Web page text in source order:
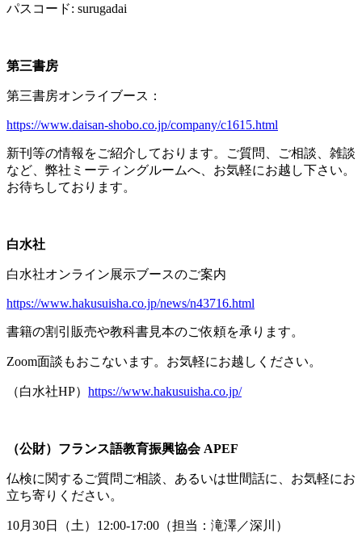
パスコード: surugadai
第三書房
第三書房オンライブース：
https://www.daisan-shobo.co.jp/company/c1615.html
新刊等の情報をご紹介しております。ご質問、ご相談、雑談
など、弊社ミーティングルームへ、お気軽にお越し下さい。
お待ちしております。
白水社
白水社オンライン展示ブースのご案内
https://www.hakusuisha.co.jp/news/n43716.html
書籍の割引販売や教科書見本のご依頼を承ります。
Zoom面談もおこないます。お気軽にお越しください。
（白水社HP） https://www.hakusuisha.co.jp/
（公財）フランス語教育振興協会APEF
仏検に関するご質問ご相談、あるいは世間話に、お気軽にお
立ち寄りください。
10月 30日（土） 12:00-17:00 （担当：滝澤／深川）